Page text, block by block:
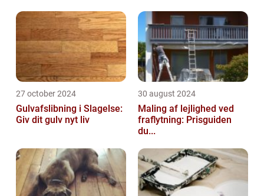
27 october 2024
Gulvafslibning i Slagelse:
Giv dit gulv nyt liv
30 august 2024
Maling af lejlighed ved
fraflytning: Prisguiden
du...